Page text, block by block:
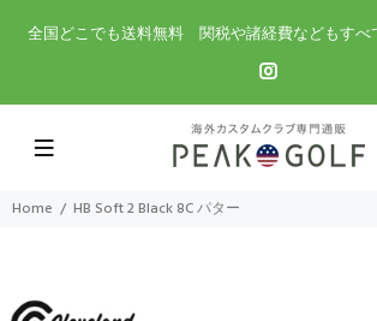
全国どこでも送料無料 関税や諸経費などもすべ
Home HB Soft 2 Black 8C パター